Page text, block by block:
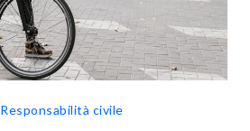
Responsabilità civile